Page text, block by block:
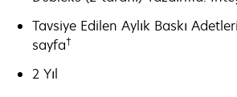
Tavsiye Edilen Aylık Baskı
sayfa†
2 Yıl